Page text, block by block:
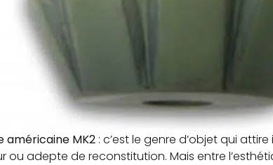
américaine MK2 : c’est le genre d’objet qui
ou adepte de reconstitution. Mais entre